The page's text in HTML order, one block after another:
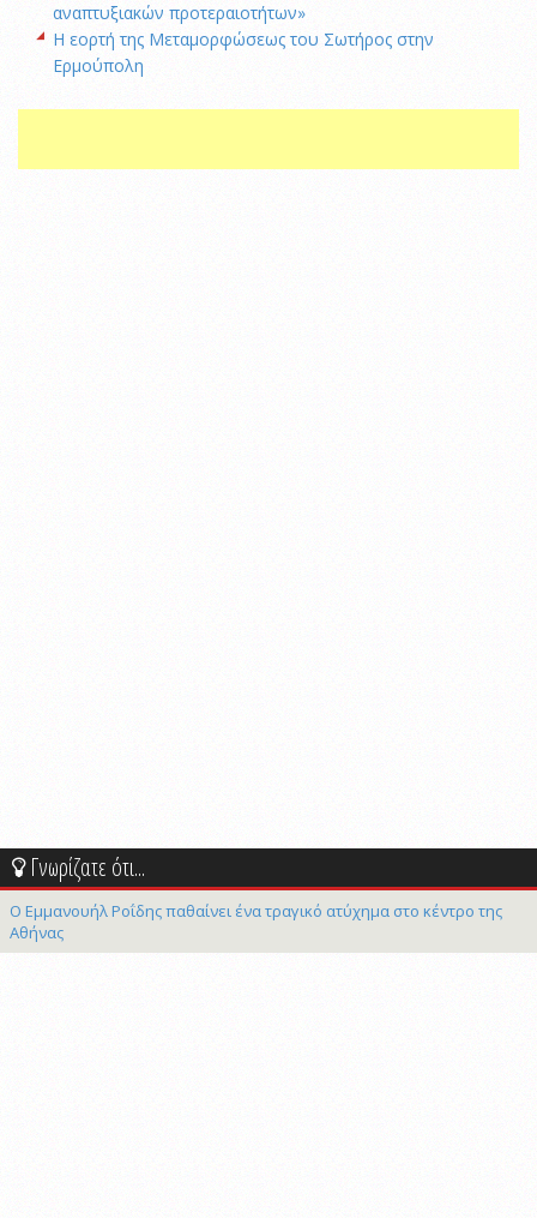
αναπτυξιακών προτεραιοτήτων»
Η εορτή της Μεταμορφώσεως του Σωτήρος στην
Ερμούπολη
Γνωρίζατε ότι...
Ο Εμμανουήλ Ροΐδης παθαίνει ένα τραγικό ατύχημα στο κέντρο της
Αθήνας